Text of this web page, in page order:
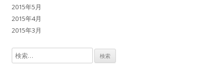
2015年5月
2015年4月
2015年3月
検索: